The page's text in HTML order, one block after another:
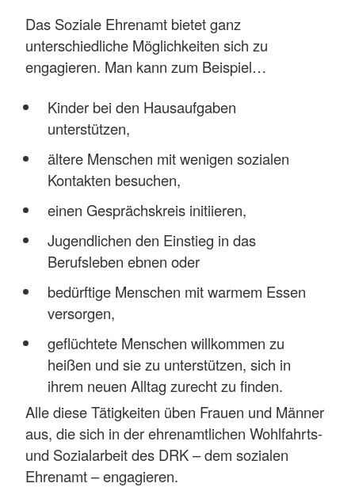
Das Soziale Ehrenamt bietet ganz
unterschiedliche Möglichkeiten sich zu
engagieren. Man kann zum Beispiel…
Kinder bei den Hausaufgaben
unterstützen,
ältere Menschen mit wenigen sozialen
Kontakten besuchen,
einen Gesprächskreis initiieren,
Jugendlichen den Einstieg in das
Berufsleben ebnen oder
bedürftige Menschen mit warmem Essen
versorgen,
geflüchtete Menschen willkommen zu
heißen und sie zu unterstützen, sich in
ihrem neuen Alltag zurecht zu finden.
Alle diese Tätigkeiten üben Frauen und Männer
aus, die sich in der ehrenamtlichen Wohlfahrts-
und Sozialarbeit des DRK – dem sozialen
Ehrenamt – engagieren.